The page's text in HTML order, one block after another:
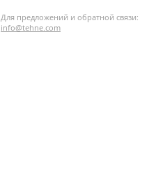
Для предложений и обратной связи:
info@tehne.com